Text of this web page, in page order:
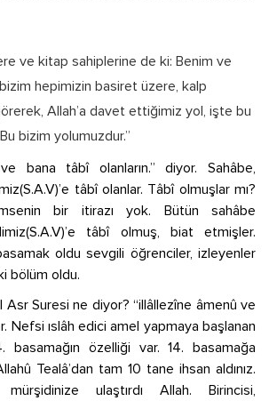
ve kitap sahiplerine de ki: Benim ve
bizim hepimizin basiret üzere, kalp
Allah’a davet ettiğimiz yol, işte bu
bizim yolumuzdur.”
bana tâbî olanların.” diyor. Sahâbe,
tâbî olanlar. Tâbî olmuşlar mı?
bir itirazı yok. Bütün sahâbe
tâbî olmuş, biat etmişler.
oldu sevgili öğrenciler, izleyenler
bölüm oldu.
Asr Suresi ne diyor? “illâllezîne âmenû ve
Nefsi ıslâh edici amel yapmaya başlanan
basamağın özelliği var. 14. basamağa
Tealâ’dan tam 10 tane ihsan aldınız.
ulaştırdı Allah. Birincisi,